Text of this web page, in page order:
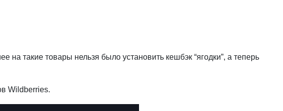
на такие товары нельзя было установить кешбэк “ягодки”, а теперь
Wildberries.